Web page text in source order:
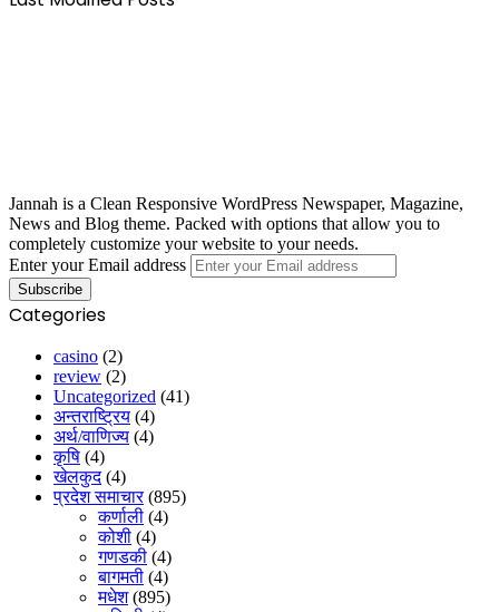
Jannah is a Clean Responsive WordPress Newspaper, Magazine,
News and Blog theme. Packed with options that allow you to
completely customize your website to your needs.
Enter your Email address
Categories
casino (2)
review (2)
Uncategorized (41)
अन्तराष्ट्रिय (4)
अर्थ/वाणिज्य (4)
कृषि (4)
खेलकुद(4)
प्रदेश समाचार(895)
कर्णाली (4)
कोशी (4)
गणडकी (4)
बागमती (4)
मधेश(895)